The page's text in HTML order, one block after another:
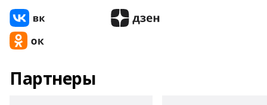
Партнеры